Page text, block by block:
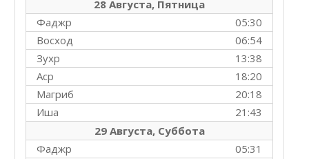
28 Августа, Пятница
05:30
Фаджр
06:54
Восход
13:38
Зухр
18:20
Аср
20:18
Магриб
21:43
Иша
29 Августа, Суббота
05:31
Фаджр